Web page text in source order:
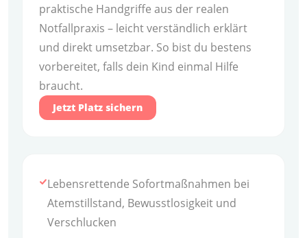
praktische Handgriffe aus der realen
Notfallpraxis – leicht verständlich erklärt
und direkt umsetzbar. So bist du bestens
vorbereitet, falls dein Kind einmal Hilfe
braucht.
Jetzt Platz sichern
Lebensrettende Sofortmaßnahmen bei
Atemstillstand, Bewusstlosigkeit und
Verschlucken